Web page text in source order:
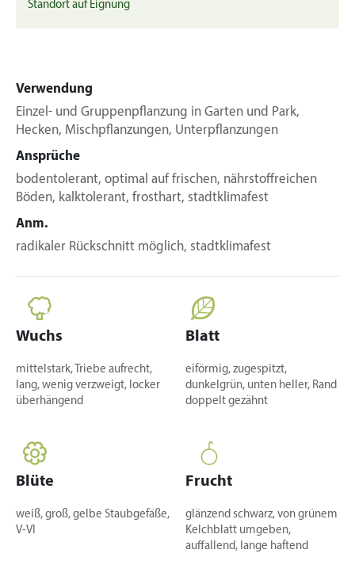
Standort auf Eignung
Verwendung
Einzel- und Gruppenpflanzung in Garten und Park,
Hecken, Mischpflanzungen, Unterpflanzungen
Ansprüche
bodentolerant, optimal auf frischen, nährstoffreichen
Böden, kalktolerant, frosthart, stadtklimafest
Anm.
radikaler Rückschnitt möglich, stadtklimafest
Wuchs
mittelstark, Triebe aufrecht,
lang, wenig verzweigt, locker
überhängend
Blatt
eiförmig, zugespitzt,
dunkelgrün, unten heller, Rand
doppelt gezähnt
Blüte
weiß, groß, gelbe Staubgefäße,
V-VI
Frucht
glänzend schwarz, von grünem
Kelchblatt umgeben,
auffallend, lange haftend